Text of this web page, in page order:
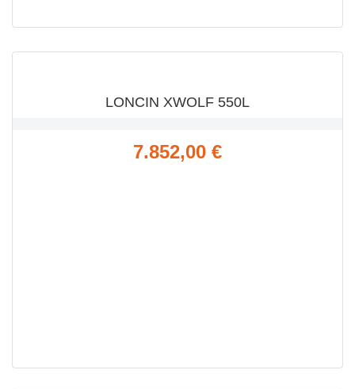
VISTA RÁPIDA
LONCIN XWOLF 550L
Precio
7.852,00 €
VISTA RÁPIDA